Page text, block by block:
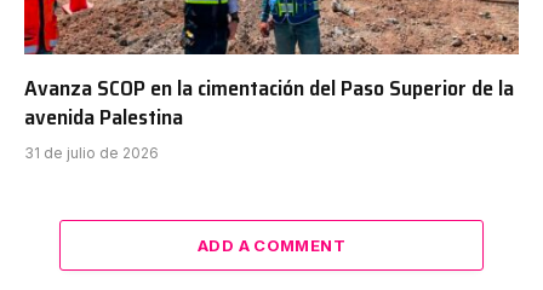
Avanza SCOP en la cimentación del Paso Superior de la
avenida Palestina
31 de julio de 2026
ADD A COMMENT